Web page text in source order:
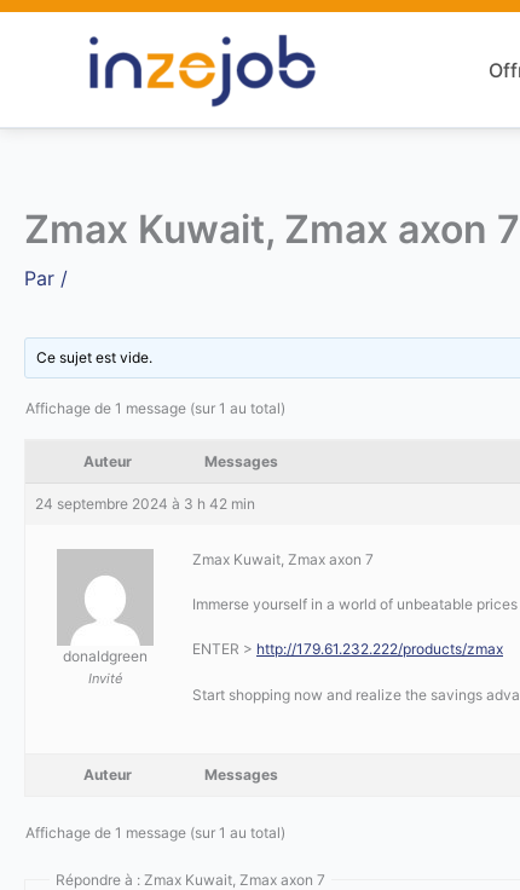
Aller
Zmax Kuwait, Zmax axon 7
Par /
Ce sujet est vide.
Affichage de 1 message (sur 1 au total)
Auteur Messages
24 septembre 2024 à 3 h 42 min
donaldgreen
Invité
Zmax Kuwait, Zmax axon 7
Immerse yourself in a world of unbeatable
ENTER > http://179.61.232.222/products/zmax
Start shopping now and realize the savings
Auteur Messages
Affichage de 1 message (sur 1 au total)
Répondre à : Zmax Kuwait, Zmax axon 7